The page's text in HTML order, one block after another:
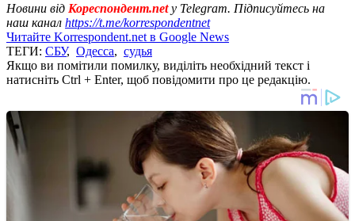
Новини від Кореспондент.netу Telegram. Підписуйтесь на
наш канал https://t.me/korrespondentnet
Читайте Korrespondent.net в Google News
ТЕГИ: СБУ, Одесса, судья
Якщо ви помітили помилку, виділіть необхідний текст і
натисніть Ctrl + Enter, щоб повідомити про це редакцію.